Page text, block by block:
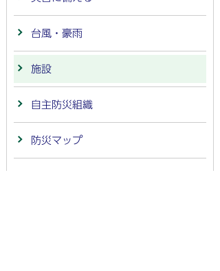
台風・豪雨
施設
自主防災組織
防災マップ